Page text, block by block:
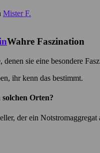
Mister F.
Wahre Faszination
sie eine besondere
ihr kenn das bestimmt.
Orten?
der ein Notstromaggregat